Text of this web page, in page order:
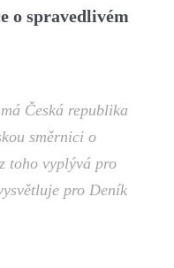
o spravedlivém
Česká republika
směrnici o
toho vyplývá pro
pro Deník